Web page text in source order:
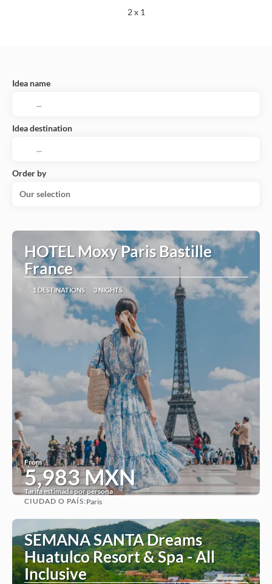
2 x 1
Idea name
Idea destination
Order by
Our selection
HOTEL Moxy Paris Bastille
France
1 DESTINATIONS 3 NIGHTS
From
5,983 MXN
Tarifa estimada por persona
CIUDAD O PAÍS:Paris
SEMANA SANTA Dreams
Huatulco Resort & Spa - All
Inclusive